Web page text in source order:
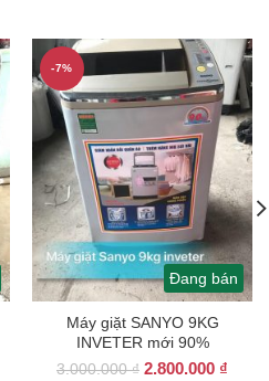
Đang bán
-7%
Máy giặt SANYO 9KG
INVETER mới 90%
3.000.000₫ Giá
2.800.000 ₫